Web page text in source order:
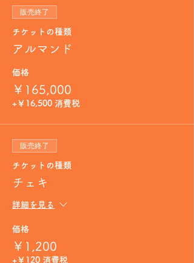
販売終了
チケットの種類
アルマンド
価格
￥165,000
+￥16,500 消費税
販売終了
チケットの種類
チェキ
詳細を見る
価格
￥1,200
+￥120 消費税